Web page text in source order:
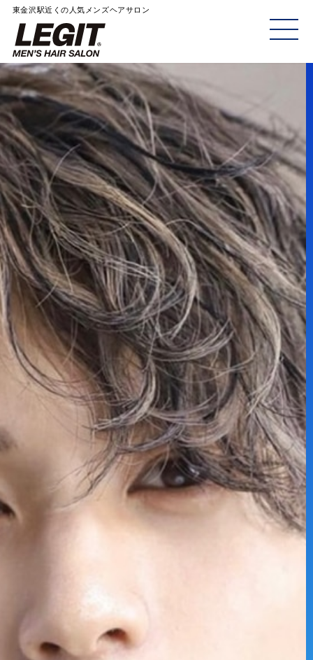
東金沢駅近くの人気メンズヘアサロン
ME